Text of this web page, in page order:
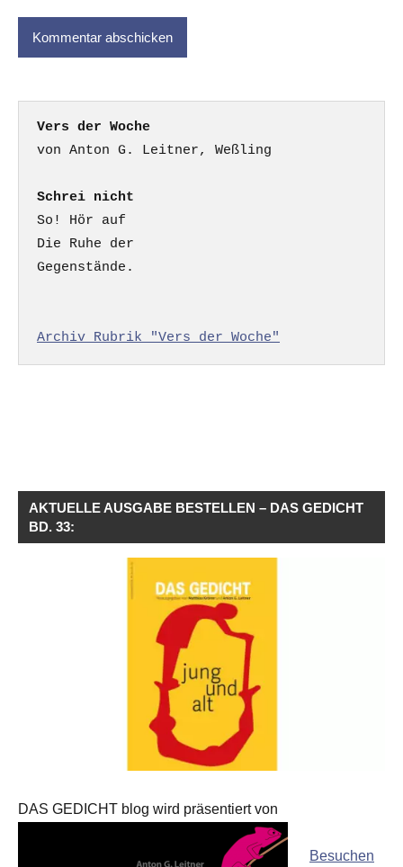
Vers der Woche
Schrei nicht
So! Hör auf
Die Ruhe der
Gegenstände.
Archiv Rubrik "Vers der Woche"
AKTUELLE AUSGABE BESTELLEN – DAS GEDICHT
BD. 33:
DAS GEDICHT blog wird präsentiert von
Besuchen